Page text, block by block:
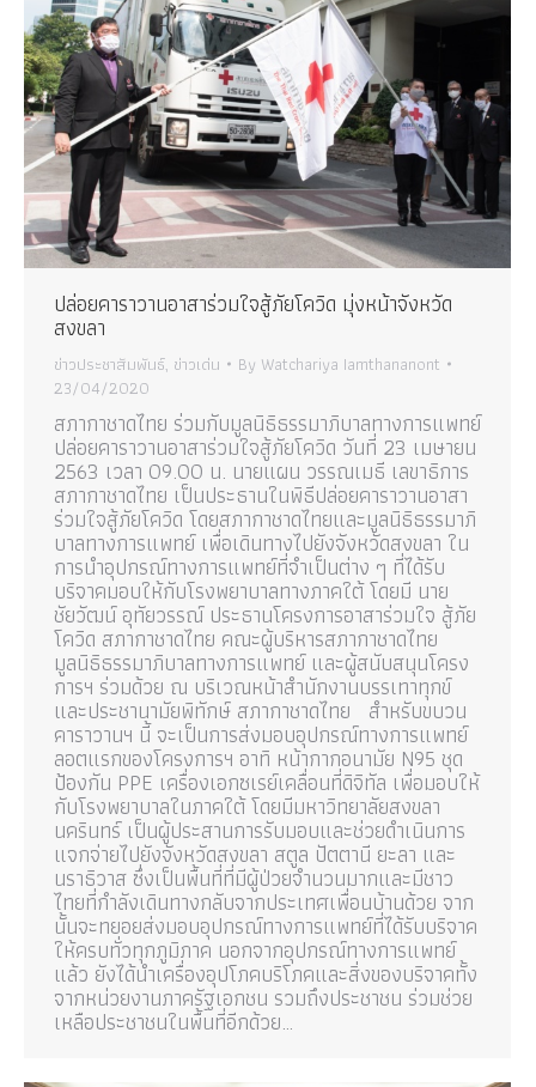
ปล่อยคาราวานอาสาร่วมใจสู้ภัยโควิด มุ่งหน้าจังหวัด
สงขลา
ข่าวประชาสัมพันธ์, ข่าวเด่น By Watchariya Iamthananont
23/04/2020
สภากาชาดไทย ร่วมกับมูลนิธิธรรมาภิบาลทางการแพทย์
ปล่อยคาราวานอาสาร่วมใจสู้ภัยโควิด วันที่ 23 เมษายน
2563 เวลา 09.00 น. นายแผน วรรณเมธี เลขาธิการ
สภากาชาดไทย เป็นประธานในพิธีปล่อยคาราวานอาสา
ร่วมใจสู้ภัยโควิด โดยสภากาชาดไทยและมูลนิธิธรรมาภิ
บาลทางการแพทย์ เพื่อเดินทางไปยังจังหวัดสงขลา ใน
การนำอุปกรณ์ทางการแพทย์ที่จำเป็นต่าง ๆ ที่ได้รับ
บริจาคมอบให้กับโรงพยาบาลทางภาคใต้ โดยมี นาย
ชัยวัฒน์ อุทัยวรรณ์ ประธานโครงการอาสาร่วมใจ สู้ภัย
โควิด สภากาชาดไทย คณะผู้บริหารสภากาชาดไทย
มูลนิธิธรรมาภิบาลทางการแพทย์ และผู้สนับสนุนโครง
การฯ ร่วมด้วย ณ บริเวณหน้าสำนักงานบรรเทาทุกข์
และประชานามัยพิทักษ์ สภากาชาดไทย สำหรับขบวน
คาราวานฯ นี้ จะเป็นการส่งมอบอุปกรณ์ทางการแพทย์
ลอตแรกของโครงการฯ อาทิ หน้ากากอนามัย N95 ชุด
ป้องกัน PPE เครื่องเอกซเรย์เคลื่อนที่ดิจิทัล เพื่อมอบให้
กับโรงพยาบาลในภาคใต้ โดยมีมหาวิทยาลัยสงขลา
นครินทร์ เป็นผู้ประสานการรับมอบและช่วยดำเนินการ
แจกจ่ายไปยังจังหวัดสงขลา สตูล ปัตตานี ยะลา และ
นราธิวาส ซึ่งเป็นพื้นที่ที่มีผู้ป่วยจำนวนมากและมีชาว
ไทยที่กำลังเดินทางกลับจากประเทศเพื่อนบ้านด้วย จาก
นั้นจะทยอยส่งมอบอุปกรณ์ทางการแพทย์ที่ได้รับบริจาค
ให้ครบทั่วทุกภูมิภาค นอกจากอุปกรณ์ทางการแพทย์
แล้ว ยังได้นำเครื่องอุปโภคบริโภคและสิ่งของบริจาคทั้ง
จากหน่วยงานภาครัฐเอกชน รวมถึงประชาชน ร่วมช่วย
เหลือประชาชนในพื้นที่อีกด้วย…